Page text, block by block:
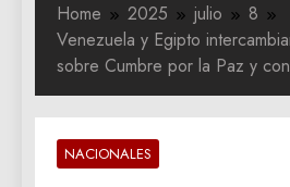
Home 2025 julio
8
Venezuela y Egipto
sobre Cumbre por la Paz y
NACIONALES